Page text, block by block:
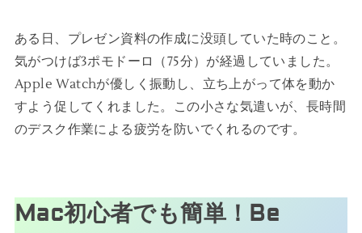
ある日、プレゼン資料の作成に没頭していた時のこと。
気がつけば3ポモドーロ（75分）が経過していました。
Apple Watchが優しく振動し、立ち上がって体を動か
すよう促してくれました。この小さな気遣いが、長時間
のデスク作業による疲労を防いでくれるのです。
Mac初心者でも簡単！Be